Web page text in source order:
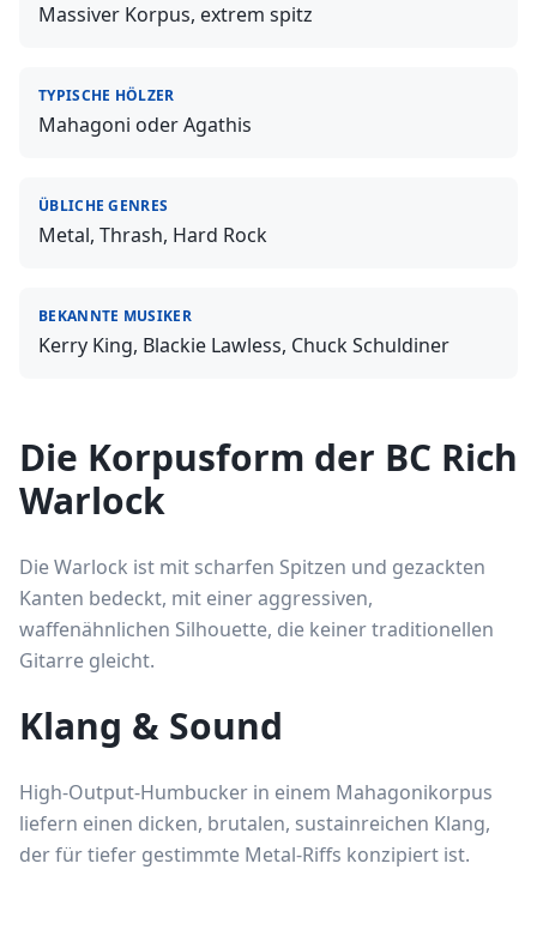
Massiver Korpus, extrem spitz
TYPISCHE HÖLZER
Mahagoni oder Agathis
ÜBLICHE GENRES
Metal, Thrash, Hard Rock
BEKANNTE MUSIKER
Kerry King, Blackie Lawless, Chuck Schuldiner
Die Korpusform der BC Rich
Warlock
Die Warlock ist mit scharfen Spitzen und gezackten
Kanten bedeckt, mit einer aggressiven,
waffenähnlichen Silhouette, die keiner traditionellen
Gitarre gleicht.
Klang & Sound
High-Output-Humbucker in einem Mahagonikorpus
liefern einen dicken, brutalen, sustainreichen Klang,
der für tiefer gestimmte Metal-Riffs konzipiert ist.